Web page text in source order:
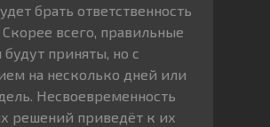
брать ответственность
Скорее всего, правильные
приняты, но с
на несколько дней или
Несвоевременность
решений приведёт к их